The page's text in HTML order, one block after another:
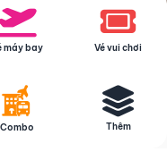
máy bay Vé vui chơi
Combo Thêm